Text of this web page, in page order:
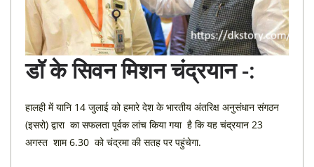
डॉकेसिवनमिशनचंद्रयान-:
हालही में यानि 14 जुलाई को हमारे देश के भारतीय अंतरिक्ष अनुसंधान संगठन
(इसरो) द्वारा का सफलता पूर्वक लांच किया गया है कि यह चंद्रयान 23
अगस्त शाम 6.30 को चंद्रमा की सतह पर पहुंचेगा.